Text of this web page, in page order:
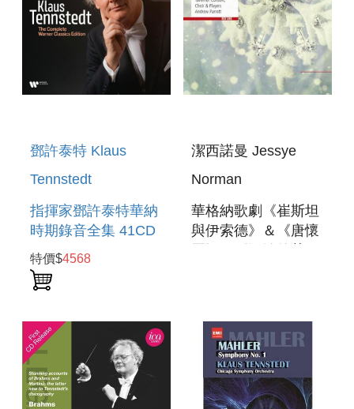
鄧許泰特 Klaus
Tennstedt
指揮家鄧許泰特華納
時期錄音全集 41CD
THE COMPLETE
WARNER
CLASSICS EDITION
特價$4568
潔西諾曼 Jessye
Norman
華格納歌劇《崔斯坦
與伊索德》＆《唐懷
SCENES FROM
TRISTAN UND